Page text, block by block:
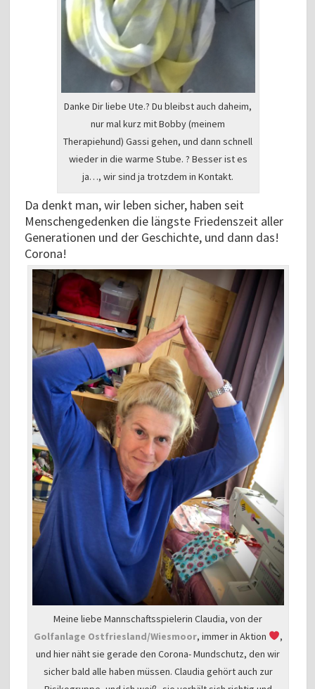
Danke Dir liebe Ute.? Du bleibst auch daheim,
nur mal kurz mit Bobby (meinem
Therapiehund) Gassi gehen, und dann schnell
wieder in die warme Stube. ? Besser ist es
ja…, wir sind ja trotzdem in Kontakt.
Da denkt man, wir leben sicher, haben seit
Menschengedenken die längste Friedenszeit aller
Generationen und der Geschichte, und dann das!
Corona!
Meine liebe Mannschaftsspielerin Claudia, von der
Golfanlage Ostfriesland/Wiesmoor, immer in Aktion
,
und hier näht sie gerade den Corona- Mundschutz, den wir
sicher bald alle haben müssen. Claudia gehört auch zur